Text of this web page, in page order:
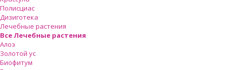
Полисциас
Дизиготека
Лечебные растения
Все Лечебные растения
Алоэ
Золотой ус
Биофитум